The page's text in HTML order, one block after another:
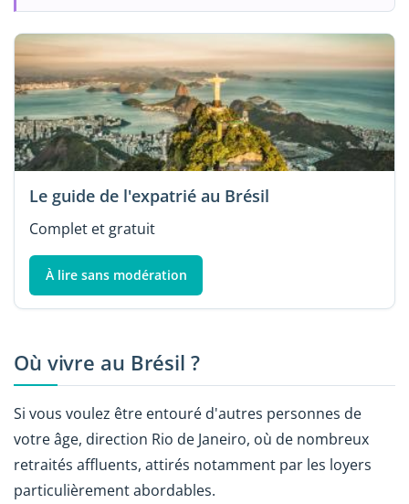
Le guide de l'expatrié au Brésil
Complet et gratuit
À lire sans modération
Où vivre au Brésil ?
Si vous voulez être entouré d'autres personnes de
votre âge, direction Rio de Janeiro, où de nombreux
retraités affluents, attirés notamment par les loyers
particulièrement abordables.